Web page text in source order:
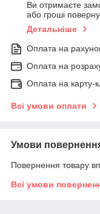
Ви отримаєте
або гроші
Детальніше
Оплата на
Оплата на
Оплата на карту-
Всі умови оплати
Умови
Повернення товару
Всі умови